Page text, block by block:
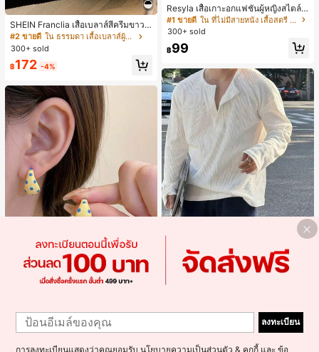
SHEIN Franclia เสื้อเบลาส์สีครีมขาวนุ่
มนวล เอวรูด, แต่งขอบตัดกัน + โบว์ผูก,
แขนพอง จับคู่กับกระโปรงชายระบาย,
ลดอายุและดูดี, นุ่มและเก๋ไก๋สำหรับใส่ทุ
กวัน
#2 ขายดี
ใน ธรรมดา เสื้อเบลาส์ผู้หญิง
300+ sold
฿172 -4%
ต่างหูโลหะรูปตัว C 1 คู่ เคลือบหยดสีเห
ลือง ลายจุดสีน้ำเงิน สไตล์ยุโรปและอเม
ริกัน แฟชั่นส่วนตัว หวานและสง่างาม
สำหรับผู้หญิงและเด็กหญิง สำหรับการเ
ลูกค้ากลับมาซื้อซ้ำ!
เกือบหมดแล้ว!
#1 ขายดี ใน โบโฮ ต่างหูผู้หญิง
เกือบหมดแล้ว!
#1 ขายดี ใน โบโฮ ต่างหูผู้หญิง
เกือบหมดแล้ว!
#1 ขายดี ใน โบโฮ ต่างหูผู้หญิง
300+ sold
Resyla เสื้อเกาะอกแฟชั่นผู้หญิงสไตล์ซั
มเมอร์อเนกประสงค์ลายเดนิม แนะนำ
สำหรับงานหนัก ขายดี ตกแต่งเพชรสีสั
จำวัน
#1 ขายดี
ใน ที่ไม่มีสายหนัง เสื้อสตรี เสื้อเบลาส์ & Tee
300+ sold
฿99
าย
฿223 -20% 3 วันสุดท้าย
โดยประมาณ
1
ลงทะเบียน
การลงทะเบียนแสดงว่าคุณยอมรับนโยบายความเป็นส่วนตัว & คุกกี้ และข้อ